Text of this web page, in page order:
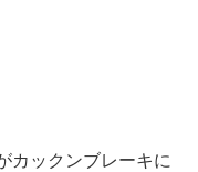
カックンブレーキに